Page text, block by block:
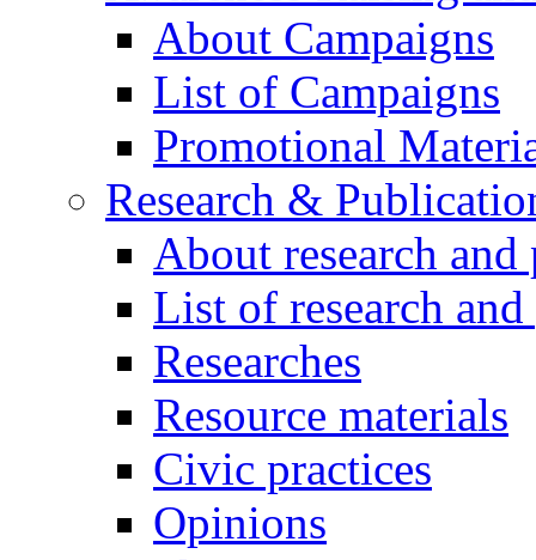
About Campaigns
List of Campaigns
Promotional
Research &
About research
List of research
Researches
Resource materials
Civic practices
Opinions